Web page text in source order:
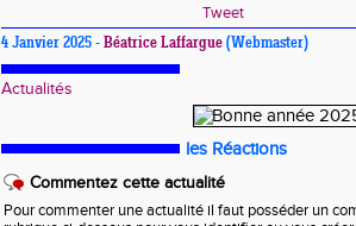
Tweet
4 Janvier 2025 - Béatrice Laffargue (Webmaster)
Actualités
les Réactions
Commentez cette actualité
Pour commenter une actualité il faut posséder un